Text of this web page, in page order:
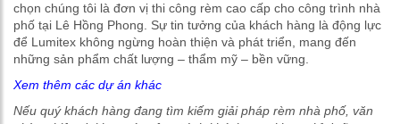
chọn chúng tôi là đơn vị thi công rèm cao cấp cho công trình nhà
phố tại Lê Hồng Phong. Sự tin tưởng của khách hàng là động lực
để Lumitex không ngừng hoàn thiện và phát triển, mang đến
những sản phẩm chất lượng – thẩm mỹ – bền vững.
Xem thêm các dự án khác
Nếu quý khách hàng đang tìm kiếm giải pháp rèm nhà phố, văn